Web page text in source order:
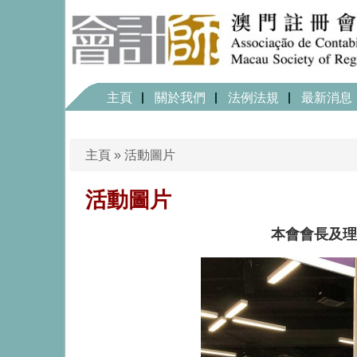
主頁 關於我們 法例法規 最新消息
主頁 » 活動圖片
活動圖片
本會會長及